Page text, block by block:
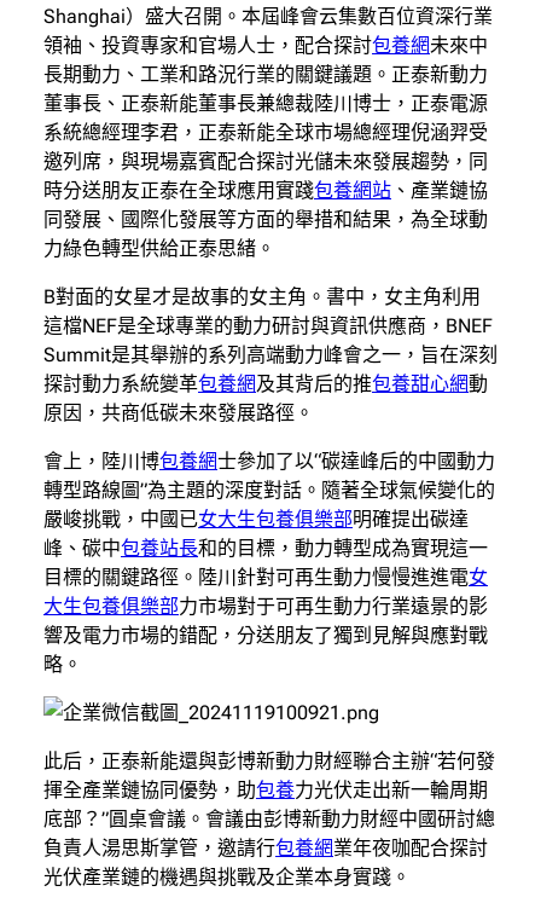
Shanghai）盛大召開。本屆峰會云集數百位資深行業
領袖、投資專家和官場人士，配合探討包養網未來中
長期動力、工業和路況行業的關鍵議題。正泰新動力
董事長、正泰新能董事長兼總裁陸川博士，正泰電源
系統總經理李君，正泰新能全球市場總經理倪涵羿受
邀列席，與現場嘉賓配合探討光儲未來發展趨勢，同
時分送朋友正泰在全球應用實踐包養網站 、產業鏈協
同發展、國際化發展等方面的舉措和結果，為全球動
力綠色轉型供給正泰思緒。
B對面的女星才是故事的女主角。書中，女主角利用
這檔NEF是全球專業的動力研討與資訊供應商，BNEF
Summit是其舉辦的系列高端動力峰會之一，旨在深刻
探討動力系統變革包養網及其背后的推包養甜心網動
原因，共商低碳未來發展路徑。
會上，陸川博包養網士參加了以“碳達峰后的中國動力
轉型路線圖”為主題的深度對話。隨著全球氣候變化的
嚴峻挑戰，中國已女大生包養俱樂部明確提出碳達
峰、碳中包養站長和的目標，動力轉型成為實現這一
目標的關鍵路徑。陸川針對可再生動力慢慢進進電女
大生包養俱樂部力市場對于可再生動力行業遠景的影
響及電力市場的錯配，分送朋友了獨到見解與應對戰
略。
此后，正泰新能還與彭博新動力財經聯合主辦“若何發
揮全產業鏈協同優勢，助包養力光伏走出新一輪周期
底部？”圓桌會議。會議由彭博新動力財經中國研討總
負責人湯思斯掌管，邀請行包養網業年夜咖配合探討
光伏產業鏈的機遇與挑戰及企業本身實踐。